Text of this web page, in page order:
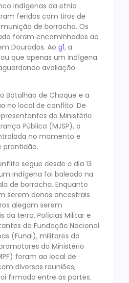
indígenas da etnia
feridos com tiros de
de borracha. Os
foram encaminhados ao
Dourados. Ao g1, a
que apenas um indígena
avaliação
Batalhão de Choque e a
no local de conflito. De
do Ministério
Pública (MJSP), a
no momento e
prontidão.
segue desde o dia 13
indígena foi baleado na
de borracha. Enquanto
serem donos ancestrais
alegam serem
da terra. Polícias Militar e
da Fundação Nacional
(Funai), militares da
do Ministério
foram ao local de
diversas reuniões,
firmado entre as partes.